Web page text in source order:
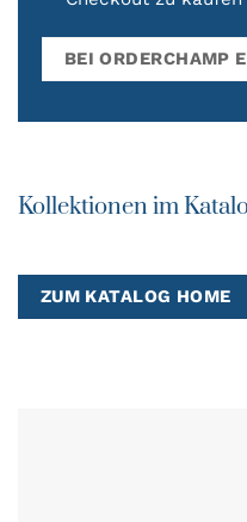
BEI ORDERCHAMP
Kollektionen im
ZUM KATALOG HOME